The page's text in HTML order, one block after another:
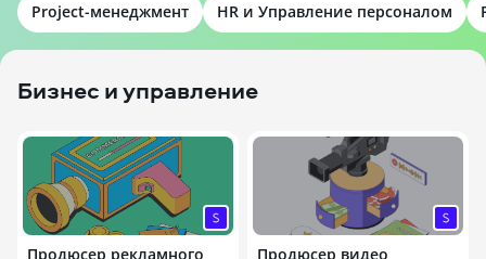
Project-менеджмент HR и Управление персоналом
Бизнес и управление
Продюсер рекламного
Продюсер видео